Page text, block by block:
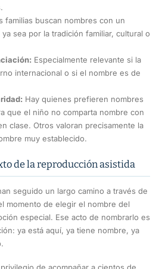
familias buscan nombres con un
sea por la tradición familiar, cultural o
Especialmente relevante si la
internacional o si el nombre es de
Hay quienes prefieren nombres
que el niño no comparta nombre con
clase. Otros valoran precisamente la
muy establecido.
de la reproducción asistida
seguido un largo camino a través de
momento de elegir el nombre del
especial. Ese acto de nombrarlo es
ya está aquí, ya tiene nombre, ya
de acompañar a cientos de